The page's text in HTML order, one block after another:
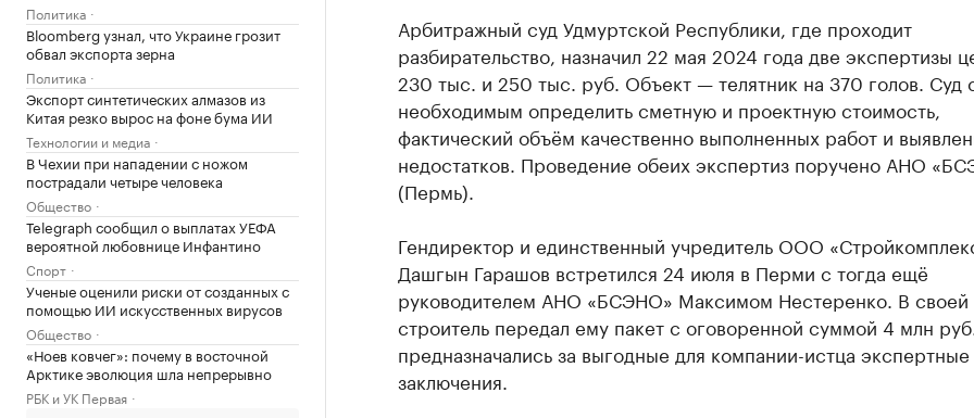
Политика
Bloomberg узнал, что Украине грозит
обвал экспорта зерна
Политика
Экспорт синтетических алмазов из
Китая резко вырос на фоне бума ИИ
Технологии и медиа
В Чехии при нападении с ножом
пострадали четыре человека
Общество
Telegraph сообщил о выплатах УЕФА
вероятной любовнице Инфантино
Спорт
Ученые оценили риски от созданных с
помощью ИИ искусственных вирусов
Общество
«Ноев ковчег»: почему в восточной
Арктике эволюция шла непрерывно
РБК и УК Первая
Арбитражный суд Удмуртской Республики, где проходит
разбирательство, назначил 22 мая 2024 года две экспертизы
230 тыс. и 250 тыс. руб. Объект — телятник на 370 голов. Суд
необходимым определить сметную и проектную стоимость,
фактический объём качественно выполненных работ и
недостатков. Проведение обеих экспертиз поручено АНО
(Пермь).
Гендиректор и единственный учредитель ООО
Дашгын Гарашов встретился 24 июля в Перми с тогда ещё
руководителем АНО «БСЭНО» Максимом Нестеренко. В
строитель передал ему пакет с оговоренной суммой 4 млн
предназначались за выгодные для компании-истца экспертные
заключения.